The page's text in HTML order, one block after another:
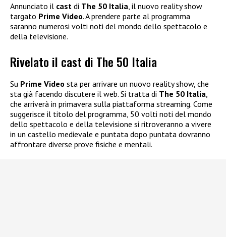
Annunciato il cast di The 50 Italia , il nuovo reality show
targato Prime Video. A prendere parte al programma
saranno numerosi volti noti del mondo dello spettacolo e
della televisione.
Rivelato il cast di The 50 Italia
Su Prime Video sta per arrivare un nuovo reality show, che
sta già facendo discutere il web. Si tratta di The 50 Italia,
che arriverà in primavera sulla piattaforma streaming. Come
suggerisce il titolo del programma, 50 volti noti del mondo
dello spettacolo e della televisione si ritroveranno a vivere
in un castello medievale e puntata dopo puntata dovranno
affrontare diverse prove fisiche e mentali.